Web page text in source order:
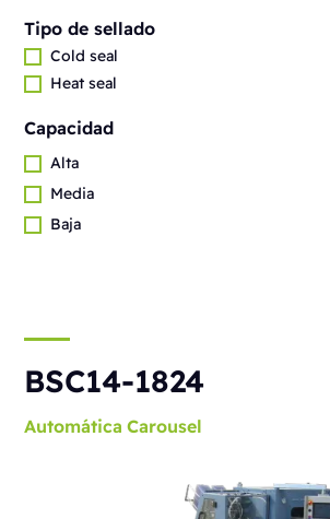
Tipo de sellado
Cold seal
Heat seal
Capacidad
Alta
Media
Baja
BSC14-1824
Automática Carousel